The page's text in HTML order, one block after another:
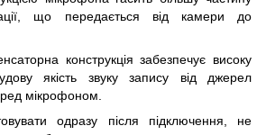
що передається від камери до
конструкція забезпечує високу
якість звуку запису від джерел
мікрофоном.
одразу після підключення, не